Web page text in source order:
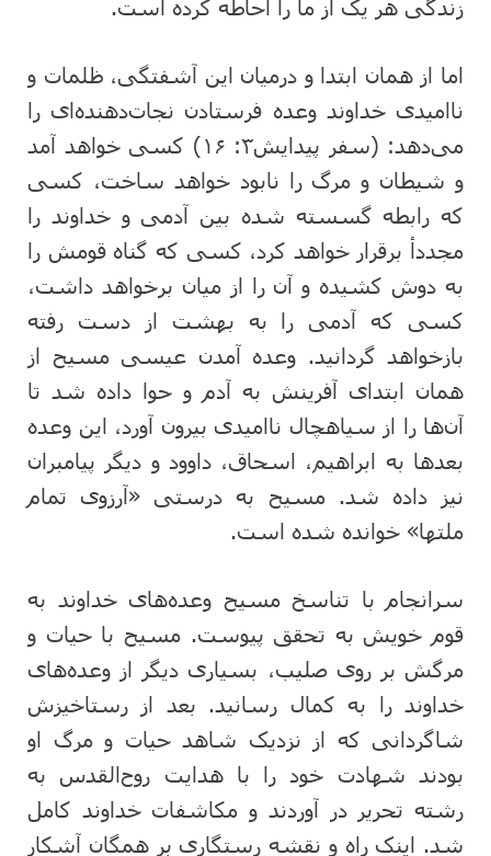
زندگی هر یک از ما را احاطه کرده است.
اما از همان ابتدا و درمیان این آشفتگی، ظلمات و
ناامیدی خداوند وعده فرستادن نجات‌دهنده‌ای را
می‌دهد: (سفر پیدایش۳: ۱۶) کسی خواهد آمد
و شیطان و مرگ را نابود خواهد ساخت، کسی
که رابطه گسسته شده بین آدمی و خداوند را
مجددا‌ٔ برقرار خواهد کرد، کسی که گناه قومش را
به دوش کشیده و آن را از میان برخواهد داشت،
کسی که آدمی را به بهشت از دست رفته
بازخواهد گردانید. وعده آمدن عیسی مسیح از
همان ابتدای آفرینش به آدم و حوا داده شد تا
آن‌ها را از سیاهچال ناامیدی بیرون آورد، این وعده
بعدها به ابراهیم، اسحاق، داوود و دیگر پیامبران
نیز داده شد. مسیح به درستی «آرزوی تمام
ملتها» خوانده شده است.
سرانجام با تناسخ مسیح وعده‌های خداوند به
قوم خویش به تحقق پیوست. مسیح با حیات و
مرگش بر روی صلیب، بسیاری دیگر از وعده‌های
خداوند را به کمال رسانید. بعد از رستاخیزش
شاگردانی که از نزدیک شاهد حیات و مرگ او
بودند شهادت خود را با هدایت روح‌القدس به
رشته تحریر در آوردند و مکاشفات خداوند کامل
شد. اینک راه و نقشه رستگاری بر همگان آشکار